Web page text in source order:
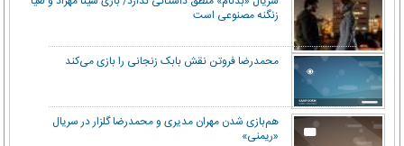
زنگنه مصنوعی است
محمدرضا فروتن نقش بابک زنجانی را بازی می‌کند
هم‌بازی شدن مهران مدیری و محمدرضا گلزار در سریال
«ریمنی»